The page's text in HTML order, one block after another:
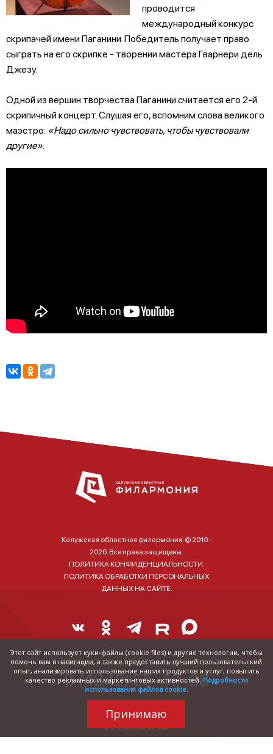
проводится
международный конкурс
скрипачей имени Паганини. Победитель получает право
сыграть на его скрипке - творении мастера Гварнери дель
Джезу.
Одной из вершин творчества Паганини считается его 2-й
скрипичный концерт. Слушая его, вспомним слова великого
маэстро: «Надо сильно чувствовать, чтобы чувствовали
другие»
Калужская областная филармония. © 2010 -
2026. Все права защищены.
ПОЛИТИКА КОНФИДЕНЦИАЛЬНОСТИ.
ПОЛИТИКА ОБРАБОТКИ ПЕРСОНАЛЬНЫХ
ДАННЫХ НА САЙТЕ.
Справка о наличии и стоимости билетов:
8 (4842) 55-40-88
Этот сайт использует куки-файлы (cookie files) и другие технологии, чтобы
помочь вам в навигации, а также предоставить лучший пользовательский
опыт, анализировать использование наших продуктов и услуг, повысить
качество рекламных и маркетинговых активностей. Подробности
использования файлов cookie.
Принимаю